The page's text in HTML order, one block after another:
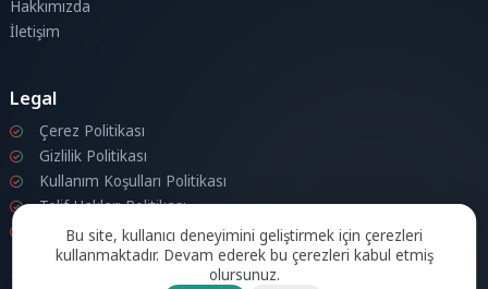
Hakkımızda
İletişim
Legal
Çerez Politikası
Gizlilik Politikası
Kullanım Koşulları Politikası
Telif Hakları Politikası
İletişim
Bu site, kullanıcı deneyimini geliştirmek için çerezleri
kullanmaktadır. Devam ederek bu çerezleri kabul etmiş
olursunuz.